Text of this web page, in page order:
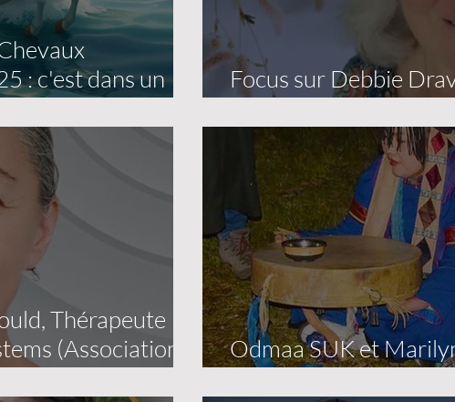
: c'est dans un
Focus sur Debbie
Thérapeute
(Association
Odmaa SUK et
dans le chamanisme